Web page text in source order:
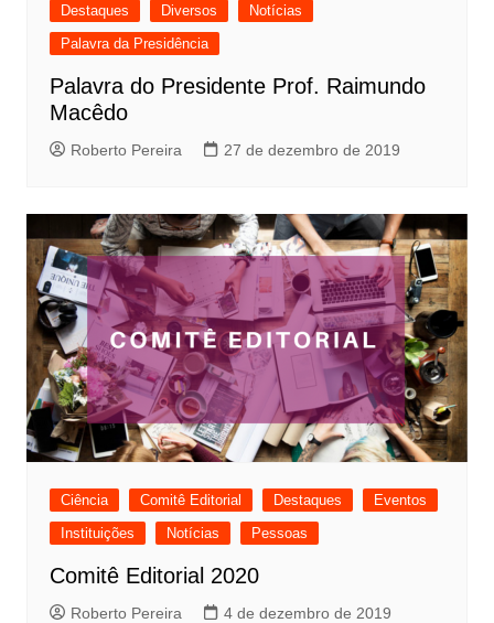
Destaques Diversos
Notícias
Palavra da Presidência
Palavra do Presidente Prof. Raimundo
Macêdo
Roberto Pereira 27 de dezembro de 2019
Ciência Comitê Editorial Destaques
Eventos
Instituições
Notícias Pessoas
Comitê Editorial 2020
Roberto Pereira 4 de dezembro de 2019